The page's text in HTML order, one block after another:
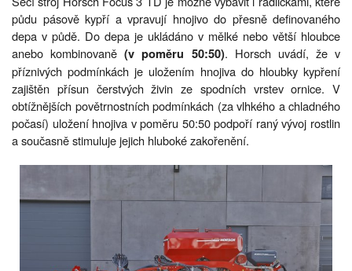
půdu pásově kypří a vpravují hnojivo do přesně definovaného
depa v půdě. Do depa je ukládáno v mělké nebo větší hloubce
anebo kombinovaně(v poměru 50:50). Horsch uvádí, že v
příznivých podmínkách je uložením hnojiva do hloubky kypření
zajištěn přísun čerstvých živin ze spodních vrstev ornice. V
obtížnějších povětrnostních podmínkách (za vlhkého a chladného
počasí) uložení hnojiva v poměru 50:50 podpoří raný vývoj rostlin
a současně stimuluje jejich hluboké zakořenění.